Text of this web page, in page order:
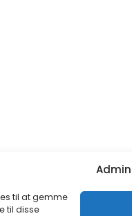
til at gemme
til disse